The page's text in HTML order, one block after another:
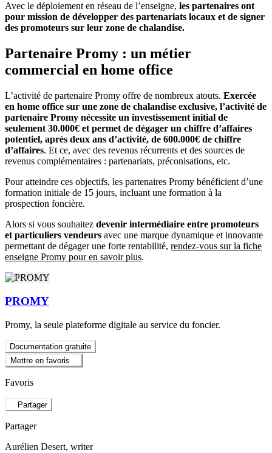
Avec le déploiement en réseau de l’enseigne, les partenaires ont
pour mission de développer des partenariats locaux et de signer
des promoteurs sur leur zone de chalandise.
Partenaire Promy : un métier
commercial en home office
L’activité de partenaire Promy offre de nombreux atouts. Exercée
en home office sur une zone de chalandise exclusive, l’activité de
partenaire Promy nécessite un investissement initial de
seulement 30.000€ et permet de dégager un chiffre d’affaires
potentiel, après deux ans d’activité, de 600.000€ de chiffre
d’affaires. Et ce, avec des revenus récurrents et des sources de
revenus complémentaires : partenariats, préconisations, etc.
Pour atteindre ces objectifs, les partenaires Promy bénéficient d’une
formation initiale de 15 jours, incluant une formation à la
prospection foncière.
Alors si vous souhaitez devenir intermédiaire entre promoteurs
et particuliers vendeurs avec une marque dynamique et innovante
permettant de dégager une forte rentabilité, rendez-vous sur la fiche
enseigne Promy pour en savoir plus.
PROMY
Promy, la seule plateforme digitale au service du foncier.
Documentation gratuite
Mettre en favoris
Favoris
Partager
Partager
Aurélien Desert, writer